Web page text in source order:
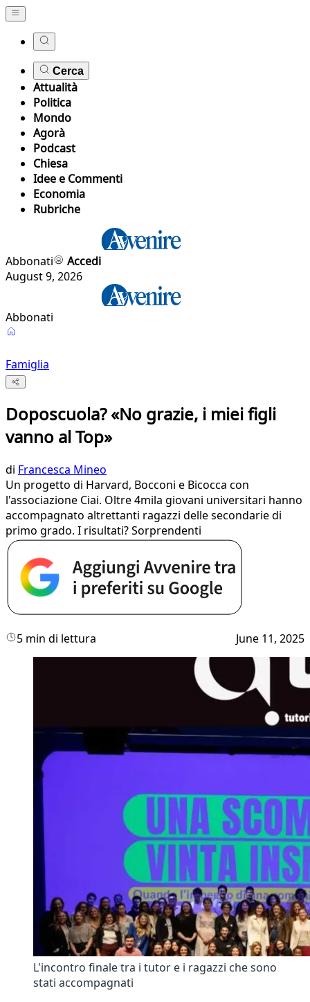
Cerca
Attualità
Politica
Mondo
Agorà
Podcast
Chiesa
Idee e Commenti
Economia
Rubriche
Abbonati
Accedi
August 9, 2026
Abbonati
Famiglia
Doposcuola? «No grazie, i miei figli
vanno al Top»
di Francesca Mineo
Un progetto di Harvard, Bocconi e Bicocca con
l'associazione Ciai. Oltre 4mila giovani universitari hanno
accompagnato altrettanti ragazzi delle secondarie di
primo grado. I risultati? Sorprendenti
5 min di lettura June 11, 2025
L'incontro finale tra i tutor e i ragazzi che sono
stati accompagnati